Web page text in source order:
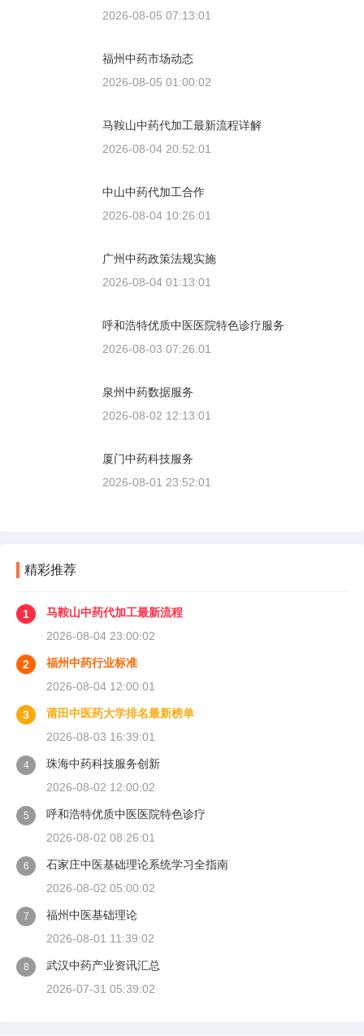
2026-08-05 07:13:01
福州中药市场动态
2026-08-05 01:00:02
马鞍山中药代加工最新流程详解
2026-08-04 20:52:01
中山中药代加工合作
2026-08-04 10:26:01
广州中药政策法规实施
2026-08-04 01:13:01
呼和浩特优质中医医院特色诊疗服务
2026-08-03 07:26:01
泉州中药数据服务
2026-08-02 12:13:01
厦门中药科技服务
2026-08-01 23:52:01
精彩推荐
1
马鞍山中药代加工最新流程
2026-08-04 23:00:02
2
福州中药行业标准
2026-08-04 12:00:01
3
莆田中医药大学排名最新榜单
2026-08-03 16:39:01
4
珠海中药科技服务创新
2026-08-02 12:00:02
5
呼和浩特优质中医医院特色诊疗
2026-08-02 08:26:01
6
石家庄中医基础理论系统学习全指南
2026-08-02 05:00:02
7
福州中医基础理论
2026-08-01 11:39:02
8
武汉中药产业资讯汇总
2026-07-31 05:39:02